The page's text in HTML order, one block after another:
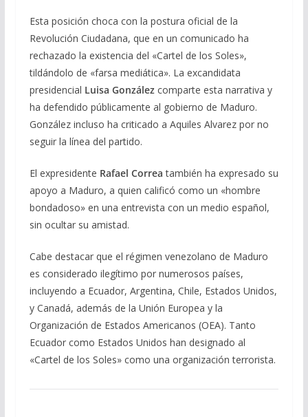
Esta posición choca con la postura oficial de la
Revolución Ciudadana, que en un comunicado ha
rechazado la existencia del «Cartel de los Soles»,
tildándolo de «farsa mediática». La excandidata
presidencial Luisa Gonzálezcomparte esta narrativa y
ha defendido públicamente al gobierno de Maduro.
González incluso ha criticado a Aquiles Alvarez por no
seguir la línea del partido.
El expresidente Rafael Correa también ha expresado su
apoyo a Maduro, a quien calificó como un «hombre
bondadoso» en una entrevista con un medio español,
sin ocultar su amistad.
Cabe destacar que el régimen venezolano de Maduro
es considerado ilegítimo por numerosos países,
incluyendo a Ecuador, Argentina, Chile, Estados Unidos,
y Canadá, además de la Unión Europea y la
Organización de Estados Americanos (OEA). Tanto
Ecuador como Estados Unidos han designado al
«Cartel de los Soles» como una organización terrorista.